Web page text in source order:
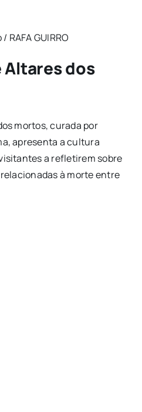
RAFA GUIRRO
Altares dos
mortos, curada por
apresenta a cultura
a refletirem sobre
à morte entre